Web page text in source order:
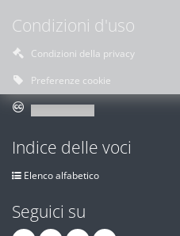
Condizioni d'uso
Condizioni della privacy
Preferenze cookie
Indice delle voci
Elenco alfabetico
Seguici su